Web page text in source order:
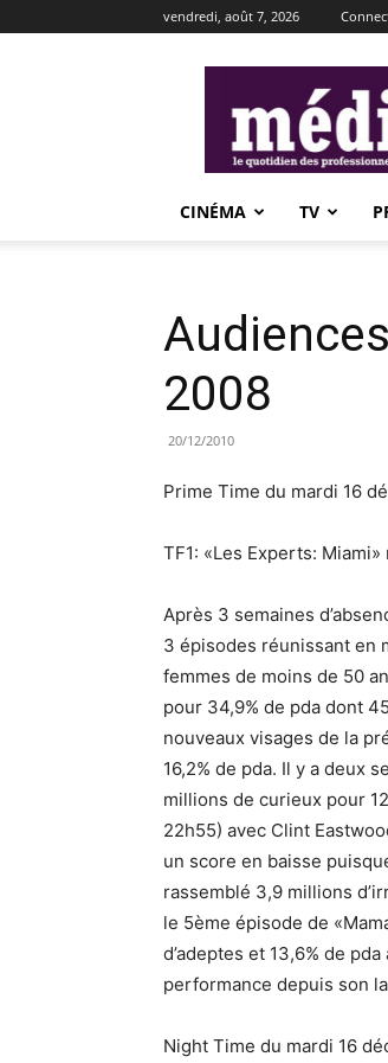
vendredi, août 7, 2026
CINÉMA TV
2008
20/12/2010
Prime Time du mardi 16
TF1: «Les Experts:
Après 3 semaines
3 épisodes réunissant en
femmes de moins de 50
pour 34,9% de pda dont
nouveaux visages de la
16,2% de pda. Il y a deux
millions de curieux pour
22h55) avec Clint
un score en baisse
rassemblé 3,9 millions
le 5ème épisode de
d’adeptes et 13,6% de
performance depuis son
Night Time du mardi 16